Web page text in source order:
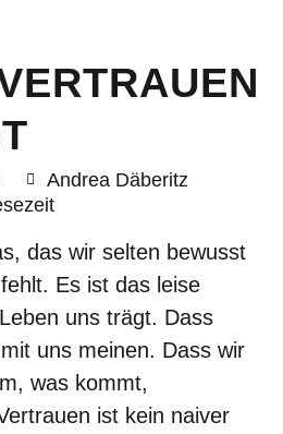
Andrea Däberitz
das wir selten bewusst
Es ist das leise
uns trägt. Dass
uns meinen. Dass wir
was kommt,
ist kein naiver